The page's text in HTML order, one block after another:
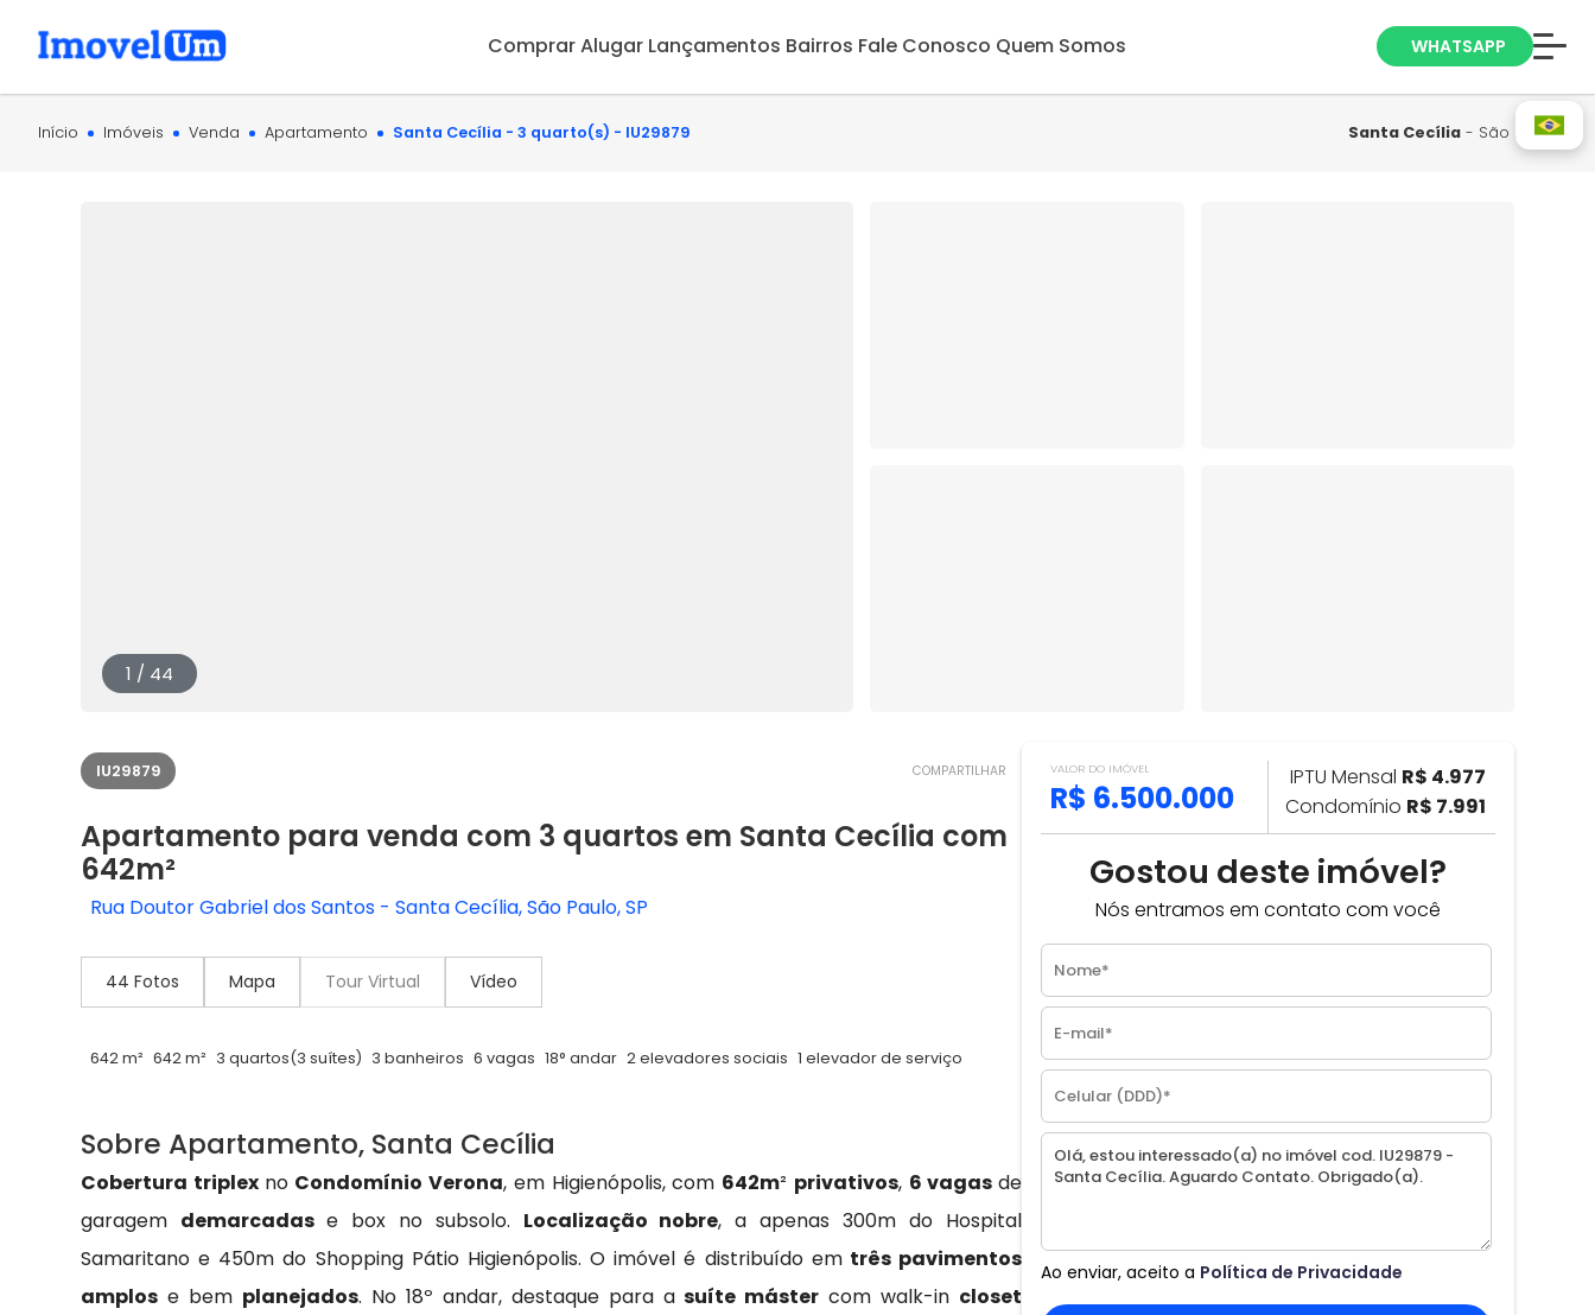
ComprarAlugar Lançamentos Bairros Fale Conosco Quem Somos WHATSAPP
Anuncie seu
Imóvel
Trabalhe Conosco
Início Imóveis Venda Apartamento Santa Cecília - 3 quarto(s) - IU29879 Santa Cecília - São Paulo
1 / 44
IU29879 COMPARTILHAR
Apartamento para venda com 3 quartos em Santa Cecília com
642m²
Rua Doutor Gabriel dos Santos - Santa Cecília, São Paulo, SP
44 Fotos Mapa Tour Virtual Vídeo
642 m² 642 m² 3 quartos(3 suítes) 3 banheiros 6 vagas 18° andar 2 elevadores sociais 1 elevador de serviço
Sobre Apartamento, Santa Cecília
Cobertura triplex no Condomínio Verona, em Higienópolis, com 642m² privativos, 6 vagas de
garagem demarcadas e box no subsolo. Localização nobre, a apenas 300m do Hospital
Samaritano e 450m do Shopping Pátio Higienópolis. O imóvel é distribuído emtrês pavimentos
amplos e bem planejados. No 18º andar, destaque para a suíte máster com walk-in closet
VALOR DO IMÓVEL
R$ 6.500.000
IPTU Mensal R$ 4.977
Condomínio R$ 7.991
Gostou deste imóvel?
Nós entramos em contato com você
Ao enviar, aceito a Política de Privacidade